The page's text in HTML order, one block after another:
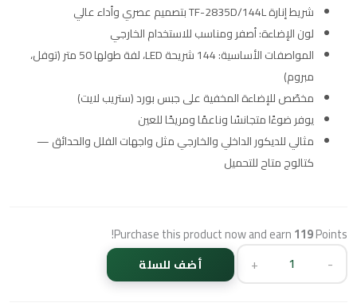
شريط إنارة TF-2835D/144L بتصميم عصري وأداء عالي
لون الإضاءة: أصفر ومناسب للاستخدام الخارجي
المواصفات الأساسية: 144 شريحة LED، لفة طولها 50 متر (توفل،
مبروم)
مخصّص للإضاءة المخفية على جبس بورد (ستريب لايت)
يوفر ضوءًا متجانسًا وناعمًا ومريحًا للعين
مثالي للديكور الداخلي والخارجي مثل واجهات الفلل والحدائق —
كتالوج متاح للتحميل
Purchase this product now and earn119Points!
-
+ أضف للسلة